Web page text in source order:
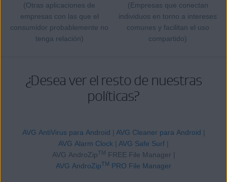
(Otras aplicaciones de
empresas con las que el
consumidor probablemente no
tenga relación)
(Empresas que conectan
individuos en torno a intereses
comunes y facilitan el uso
compartido)
¿Desea ver el resto de nuestras
políticas?
AVG AntiVirus para Android | AVG Cleaner para Android |
AVG Alarm Clock | AVG Safe Surf |
AVG AndroZipTM FREE File Manager |
AVG AndroZipTM PRO File Manager